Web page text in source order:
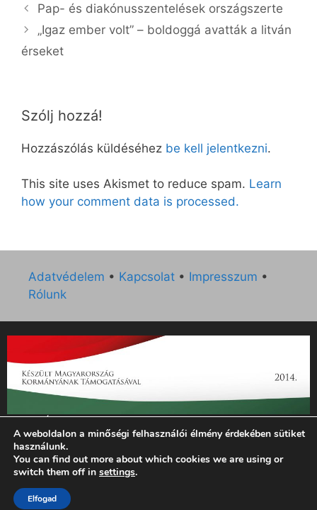
Pap- és diakónusszentelések országszerte
„Igaz ember volt” – boldoggá avatták a litván
érseket
Szólj hozzá!
Hozzászólás küldéséhez be kell jelentkezni.
This site uses Akismet to reduce spam. Learn
how your comment data is processed.
Adatvédelem • Kapcsolat • Impresszum •
Rólunk
„Az Új Ember katolikus hetilap 2014. évi működésének
támogatását az EGYH-KCP-14-P-0121 sz. támogatási
szerződés keretében 3 000 000 Ft összegben támogatta az
Emberi Erőforrások Minisztériuma.”
© 2026 Magyar Kurír - Új Ember
A weboldalon a minőségi felhasználói élmény érdekében sütiket
használunk.
You can find out more about which cookies we are using or
switch them off in settings.
Elfogad